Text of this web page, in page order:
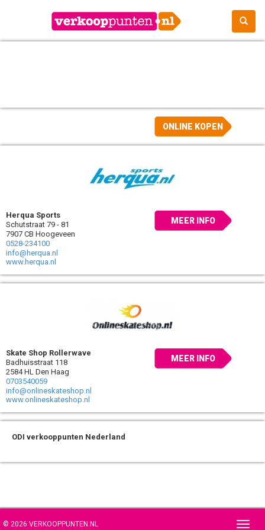
ONLINE KOPEN
Herqua Sports
Schutstraat 79 - 81
7907 CB Hoogeveen
0528-234100
info@herqua.nl
www.herqua.nl
MEER INFO
Skate Shop Rollerwave
Badhuisstraat 118
2584 HL Den Haag
0703540059
info@onlineskateshop.nl
www.onlineskateshop.nl
MEER INFO
ODI verkooppunten Nederland
© 2026 VERKOOPPUNTEN.NL